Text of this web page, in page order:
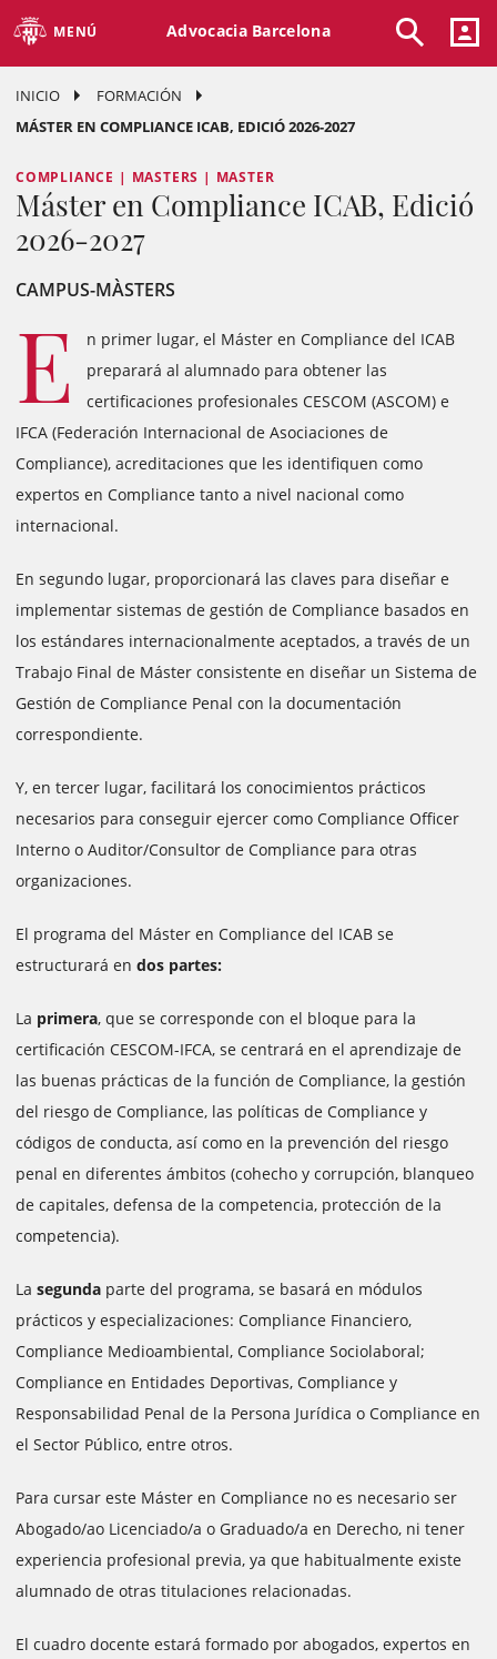
MENÚ Advocacia Barcelona
INICIO
FORMACIÓN
MÁSTER EN COMPLIANCE ICAB, EDICIÓ 2026-2027
COMPLIANCE | MASTERS | MASTER
Máster en Compliance ICAB, Edició
2026-2027
CAMPUS-MÀSTERS
E
n primer lugar, el Máster en Compliance del ICAB
preparará al alumnado para obtener las
certificaciones profesionales CESCOM (ASCOM) e
IFCA (Federación Internacional de Asociaciones de
Compliance), acreditaciones que les identifiquen como
expertos en Compliance tanto a nivel nacional como
internacional.
En segundo lugar, proporcionará las claves para diseñar e
implementar sistemas de gestión de Compliance basados en
los estándares internacionalmente aceptados, a través de un
Trabajo Final de Máster consistente en diseñar un Sistema de
Gestión de Compliance Penal con la documentación
correspondiente.
Y, en tercer lugar, facilitará los conocimientos prácticos
necesarios para conseguir ejercer como Compliance Officer
Interno o Auditor/Consultor de Compliance para otras
organizaciones.
El programa del Máster en Compliance del ICAB se
estructurará en dos partes:
La primera, que se corresponde con el bloque para la
certificación CESCOM-IFCA, se centrará en el aprendizaje de
las buenas prácticas de la función de Compliance, la gestión
del riesgo de Compliance, las políticas de Compliance y
códigos de conducta, así como en la prevención del riesgo
penal en diferentes ámbitos (cohecho y corrupción, blanqueo
de capitales, defensa de la competencia, protección de la
competencia).
La segunda parte del programa, se basará en módulos
prácticos y especializaciones: Compliance Financiero,
Compliance Medioambiental, Compliance Sociolaboral;
Compliance en Entidades Deportivas, Compliance y
Responsabilidad Penal de la Persona Jurídica o Compliance en
el Sector Público, entre otros.
Para cursar este Máster en Compliance no es necesario ser
Abogado/ao Licenciado/a o Graduado/a en Derecho, ni tener
experiencia profesional previa, ya que habitualmente existe
alumnado de otras titulaciones relacionadas.
El cuadro docente estará formado por abogados, expertos en